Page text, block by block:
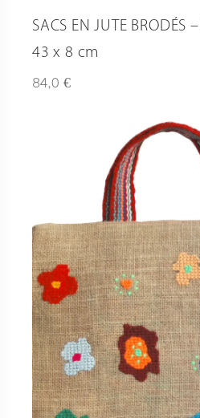
SACS EN JUTE
43 x 8 cm
84,0 €